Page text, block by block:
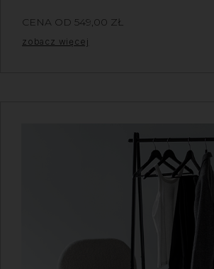
CENA OD 549,00 ZŁ
zobacz więcej